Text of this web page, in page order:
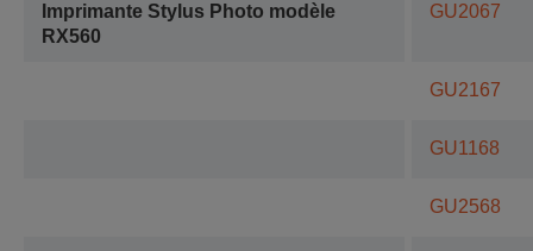
Imprimante Stylus Photo modèle
RX560
GU2067
GU2167
GU1168
GU2568